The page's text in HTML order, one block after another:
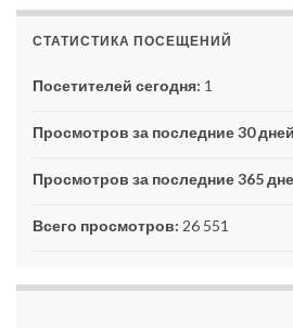
СТАТИСТИКА ПОСЕЩЕНИЙ
Посетителей сегодня: 1
Просмотров за последние 30
Просмотров за последние 365
Всего просмотров: 26 551